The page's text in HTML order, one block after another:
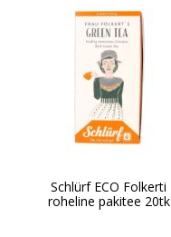
Schlürf ECO Folkerti
roheline pakitee 20tk